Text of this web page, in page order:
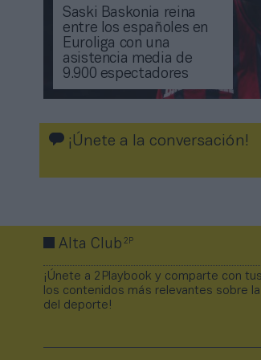
Saski Baskonia reina
entre los españoles en
Euroliga con una
asistencia media de
9.900 espectadores
¡Únete a la conversación!
Alta Club2P
¡Únete a 2Playbook y comparte con
los contenidos más relevantes sobre
del deporte!